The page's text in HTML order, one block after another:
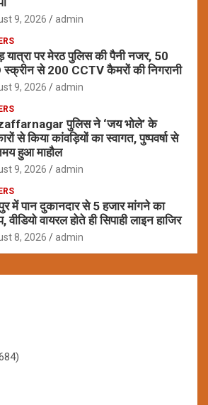
9, 2026 admin
यात्रा पर मेरठ पुलिस की पैनी नजर, 50
स्क्रीन से 200 CCTV कैमरों की निगरानी
9, 2026 admin
पुलिस ने ‘जय भोले’ के
से किया कांवड़ियों का स्वागत, पुष्पवर्षा से
हुआ माहौल
9, 2026 admin
में पान दुकानदार से 5 हजार मांगने का
वीडियो वायरल होते ही सिपाही लाइन हाजिर
8, 2026 admin